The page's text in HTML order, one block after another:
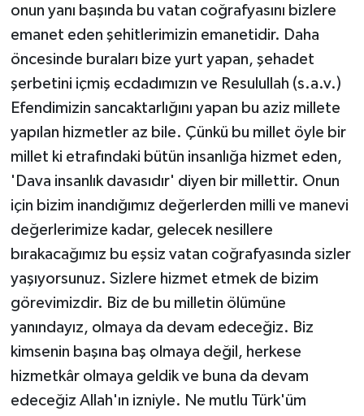
onun yanı başında bu vatan coğrafyasını bizlere
emanet eden şehitlerimizin emanetidir. Daha
öncesinde buraları bize yurt yapan, şehadet
şerbetini içmiş ecdadımızın ve Resulullah (s.a.v.)
Efendimizin sancaktarlığını yapan bu aziz millete
yapılan hizmetler az bile. Çünkü bu millet öyle bir
millet ki etrafındaki bütün insanlığa hizmet eden,
'Dava insanlık davasıdır' diyen bir millettir. Onun
için bizim inandığımız değerlerden milli ve manevi
değerlerimize kadar, gelecek nesillere
bırakacağımız bu eşsiz vatan coğrafyasında sizler
yaşıyorsunuz. Sizlere hizmet etmek de bizim
görevimizdir. Biz de bu milletin ölümüne
yanındayız, olmaya da devam edeceğiz. Biz
kimsenin başına baş olmaya değil, herkese
hizmetkâr olmaya geldik ve buna da devam
edeceğiz Allah'ın izniyle. Ne mutlu Türk'üm